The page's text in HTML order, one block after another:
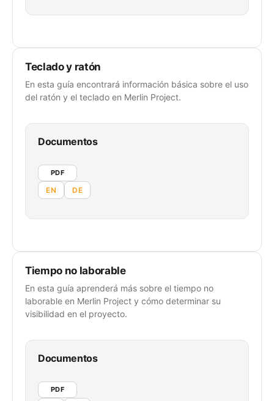
Teclado y ratón
En esta guía encontrará información básica sobre el uso
del ratón y el teclado en Merlin Project.
Documentos
PDF
EN DE
Tiempo no laborable
En esta guía aprenderá más sobre el tiempo no
laborable en Merlin Project y cómo determinar su
visibilidad en el proyecto.
Documentos
PDF